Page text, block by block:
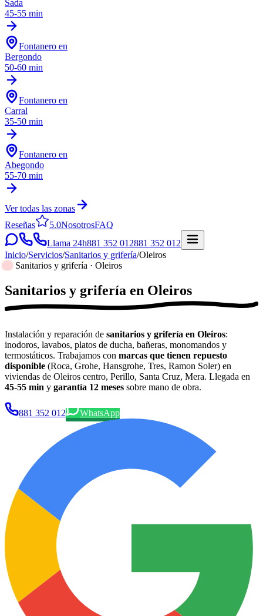
Sada
45-55 min
Fontanero en
Bergondo
50-60 min
Fontanero en
Carral
35-50 min
Fontanero en
Abegondo
55-70 min
Ver todas las zonas
Reseñas
5.0NosotrosFAQ
Llama 24h881 352 012881 352 012
Inicio/Servicios/Sanitarios y grifería/Oleiros
Sanitarios y grifería · Oleiros
Sanitarios y grifería en Oleiros
Instalación y reparación de sanitarios y grifería en Oleiros:
inodoros, lavabos, platos de ducha, bañeras, monomandos y
termostáticos. Trabajamos con marcas que tienen repuesto
disponible (Roca, Grohe, Hansgrohe, Tres, Ramon Soler) en
viviendas de Oleiros centro, Perillo, Santa Cruz, Mera. Llegada en
45-55 min y garantía 12 meses sobre mano de obra.
881 352 012 WhatsApp